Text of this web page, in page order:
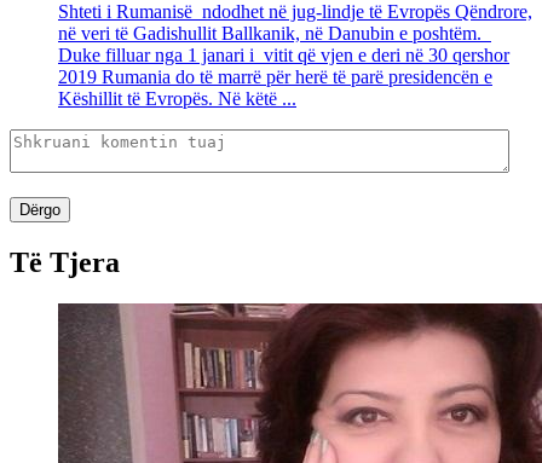
Shteti i Rumanisë ndodhet në jug-lindje të Evropës Qëndrore,
në veri të Gadishullit Ballkanik, në Danubin e poshtëm.
Duke filluar nga 1 janari i vitit që vjen e deri në 30 qershor
2019 Rumania do të marrë për herë të parë presidencën e
Këshillit të Evropës. Në këtë ...
Dërgo
Të Tjera